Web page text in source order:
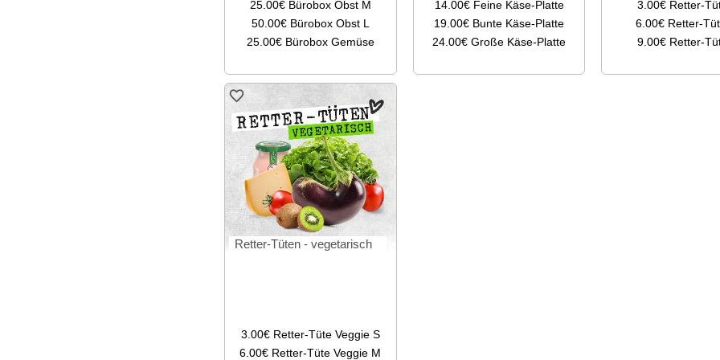
25.00€ Bürobox Obst M
50.00€ Bürobox Obst L
25.00€ Bürobox Gemüse
14.00€ Feine Käse-Platte
19.00€ Bunte Käse-Platte
24.00€ Große Käse-Platte
3.00€ Retter-
6.00€ Retter-
9.00€ Retter-
Retter-Tüten - vegetarisch
3.00€ Retter-Tüte Veggie S
6.00€ Retter-Tüte Veggie M